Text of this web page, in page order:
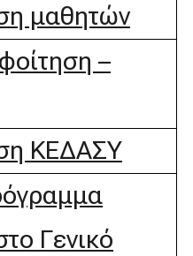
μαθητών
–
ΚΕΔΑΣΥ
Γενικό